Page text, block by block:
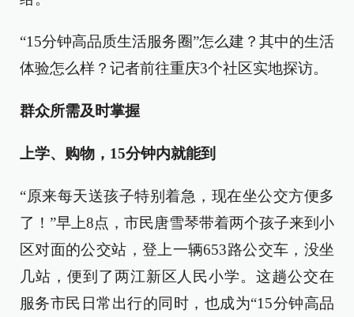
“15分钟高品质生活服务圈”怎么建？其中的生活
体验怎么样？记者前往重庆3个社区实地探访。
群众所需及时掌握
上学、购物，15分钟内就能到
“原来每天送孩子特别着急，现在坐公交方便多
了！”早上8点，市民唐雪琴带着两个孩子来到小
区对面的公交站，登上一辆653路公交车，没坐
几站，便到了两江新区人民小学。这趟公交在
服务市民日常出行的同时，也成为“15分钟高品